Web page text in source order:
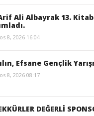
Ali Albayrak 13.
8, 2026 16:04
Efsane Gençlik
8, 2026 08:17
DEĞERLİ